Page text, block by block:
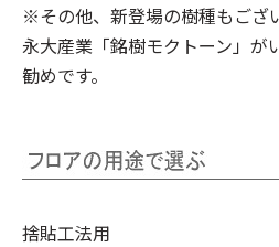
※その他、新登場の樹種もござ
永大産業「銘樹モクトーン」 が
勧めです。
捨貼工法用